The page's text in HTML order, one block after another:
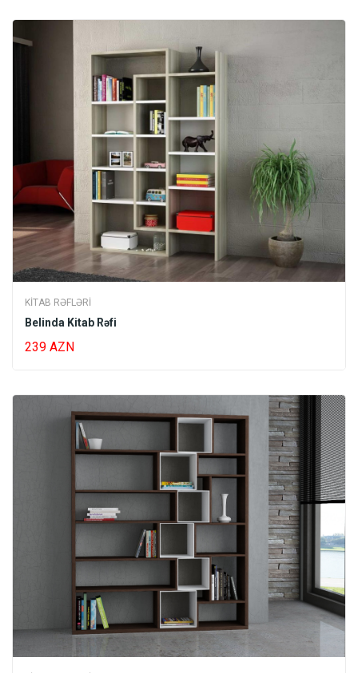
KITAB RƏFLƏRI
Belinda Kitab Rəfi
239 AZN